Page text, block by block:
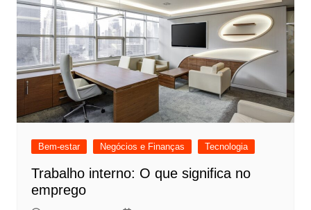
Bem-estar Negócios e Finanças Tecnologia
Trabalho interno: O que significa no
emprego